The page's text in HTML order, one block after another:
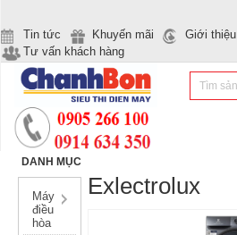
Tin tức
Khuyến mãi Giới thiệu
Tư vấn khách hàng
DANH MỤC
Máy
điều
hòa
Exlectrolux